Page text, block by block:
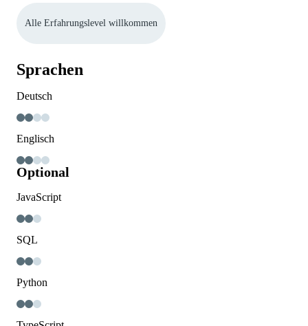
Alle Erfahrungslevel willkommen
Sprachen
Deutsch
Englisch
Optional
JavaScript
SQL
Python